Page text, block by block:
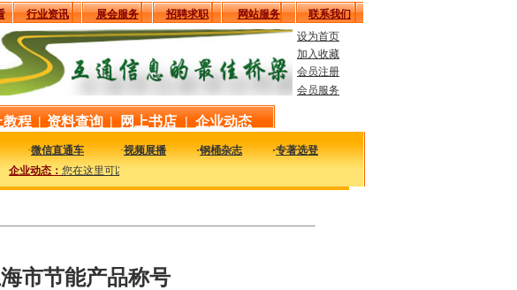
行业资讯 展会服务 招聘求职 网站服务
联系我们
设为首页
加入收藏
会员注册
会员服务
教程 | 资料查询 | 网上书店 | 企业动态
·微信直通车 ·视频展播 ·钢桶杂志 ·专著选登
动态：您在这里可以及时的了解国内外钢桶行业企业的最新动态，看看大家都在干什么，一定对您的发展有
市节能产品称号